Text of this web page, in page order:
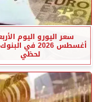
أغسطس 2026 في
لحظي